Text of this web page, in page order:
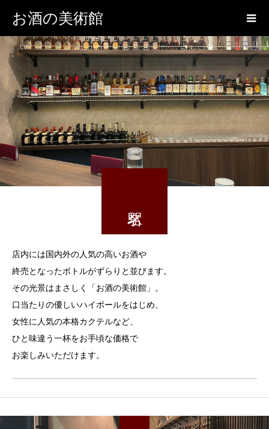
お酒の美術館
店内には国内外の人気の高いお酒や
終売となったボトルがずらりと並びます。
その光景はまさしく「お酒の美術館」。
口当たりの優しいハイボールをはじめ、
女性に人気の本格カクテルなど、
ひと味違う一杯をお手頃な価格で
お楽しみいただけます。